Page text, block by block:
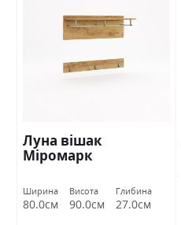
Луна вішак
Міромарк
Ширина
80.0см
Висота
90.0см
Глибина
27.0см